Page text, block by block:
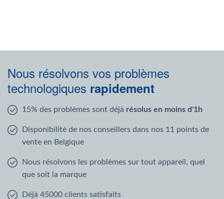
Nous résolvons vos problèmes
technologiques rapidement
15% des problèmes sont déjà résolus en moins d'1h
Disponibilité de nos conseillers dans nos 11 points de
vente en Belgique
Nous résolvons les problèmes sur tout appareil, quel
que soit la marque
Déjà 45000 clients satisfaits